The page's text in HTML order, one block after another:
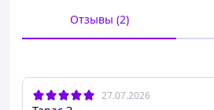
Отзывы (2)
27.07.2026